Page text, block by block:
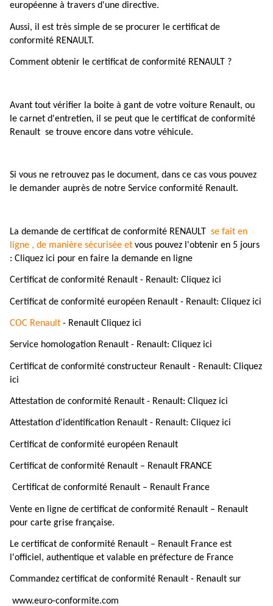
européenne à travers d'une directive.
Aussi, il est très simple de se procurer le certificat de
conformité RENAULT.
Comment obtenir le certificat de conformité RENAULT ?
Avant tout vérifier la boite à gant de votre voiture Renault, ou
le carnet d'entretien, il se peut que le certificat de conformité
Renault se trouve encore dans votre véhicule.
Si vous ne retrouvez pas le document, dans ce cas vous pouvez
le demander auprès de notre Service conformité Renault.
La demande de certificat de conformité RENAULT se fait en
ligne , de manière sécurisée et vous pouvez l'obtenir en 5 jours
: Cliquez ici pour en faire la demande en ligne
Certificat de conformité Renault - Renault: Cliquez ici
Certificat de conformité européen Renault - Renault: Cliquez ici
COC Renault - Renault Cliquez ici
Service homologation Renault - Renault: Cliquez ici
Certificat de conformité constructeur Renault - Renault: Cliquez
ici
Attestation de conformité Renault - Renault: Cliquez ici
Attestation d'identification Renault - Renault: Cliquez ici
Certificat de conformité européen Renault
Certificat de conformité Renault – Renault FRANCE
Certificat de conformité Renault – Renault France
Vente en ligne de certificat de conformité Renault – Renault
pour carte grise française.
Le certificat de conformité Renault – Renault France est
l'officiel, authentique et valable en préfecture de France
Commandez certificat de conformité Renault - Renault sur
www.euro-conformite.com